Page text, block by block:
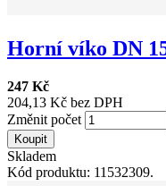
Horní víko DN
247 Kč
204,13 Kč bez DPH
Změnit počet
Koupit
Skladem
Kód produktu: 11532309.